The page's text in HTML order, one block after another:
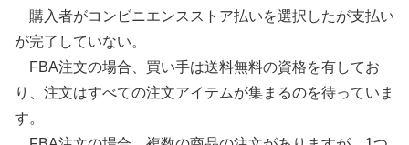
購入者がコンビニエンスストア払いを選択したが支払い
が完了していない。
FBA注文の場合、買い手は送料無料の資格を有してお
り、注文はすべての注文アイテムが集まるのを待っていま
す。